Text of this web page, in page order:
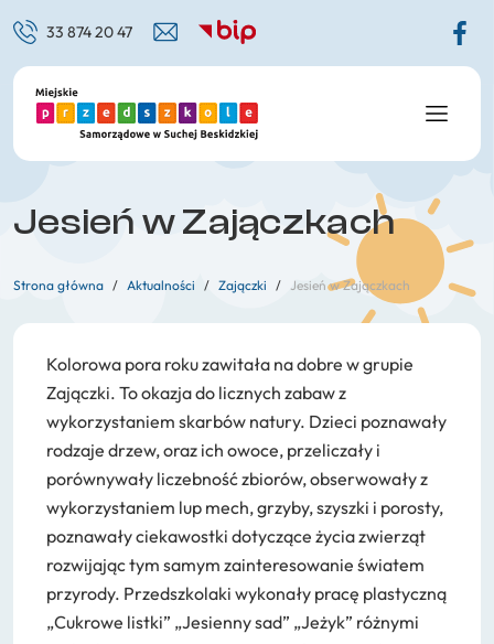
33 874 20 47
Jesień w Zajączkach
Strona główna / Aktualności / Zajączki / Jesień w Zajączkach
Kolorowa pora roku zawitała na dobre w grupie
Zajączki. To okazja do licznych zabaw z
wykorzystaniem skarbów natury. Dzieci poznawały
rodzaje drzew, oraz ich owoce, przeliczały i
porównywały liczebność zbiorów, obserwowały z
wykorzystaniem lup mech, grzyby, szyszki i porosty,
poznawały ciekawostki dotyczące życia zwierząt
rozwijając tym samym zainteresowanie światem
przyrody. Przedszkolaki wykonały pracę plastyczną
„Cukrowe listki” „Jesienny sad” „Jeżyk” różnymi
Standardy ochrony małoletnich
Rada rodziców
Innowacje/Projekty
Zajęcia dodatkowe
Materiały dydaktyczne
Przetargi
Organ prowadzący
RODO / ODO
Deklaracja dostępności
Grupa Motylki
Grupa Biedronki
Grupa Zajączki
Grupa Pszczółki